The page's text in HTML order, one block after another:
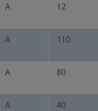
A 12
A 110
A 80
A 40